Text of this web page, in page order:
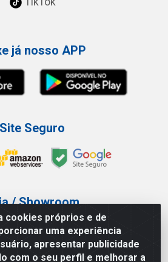
cookies próprios e de
uma experiência
apresentar publicidade
com o seu perfil e melhorar a
já nosso APP
Site Seguro
/ Showroom
(11) 3227-0546
597 - Pari - São Paulo/SP